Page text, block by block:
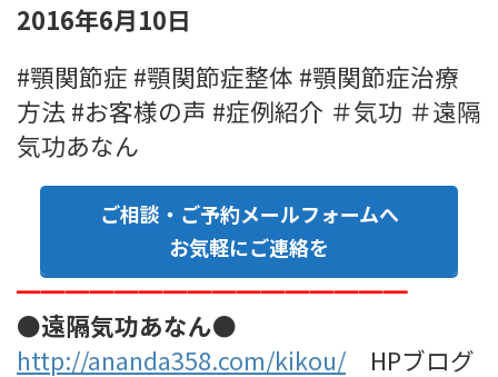
2016年6月10日
#顎関節症 #顎関節症整体 #顎関節症治療
方法 #お客様の声 #症例紹介 ＃気功 ＃遠隔
気功あなん
ご相談・ご予約メールフォームへ
お気軽にご連絡を
━━━━━━━━━━━━━━━━
●遠隔気功あなん●
http://ananda358.com/kikou/ HPブログ